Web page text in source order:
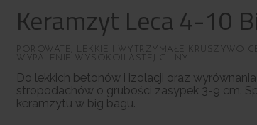
Keramzyt Leca 4-10
POROWATE, LEKKIE I WYTRZYMAŁE KRUSZYWO
WYPALENIE WYSOKOILASTEJ GLINY
Do lekkich betonów i izolacji oraz
stropodachów o grubości zasypek 3-9 cm.
keramzytu w big bagu.